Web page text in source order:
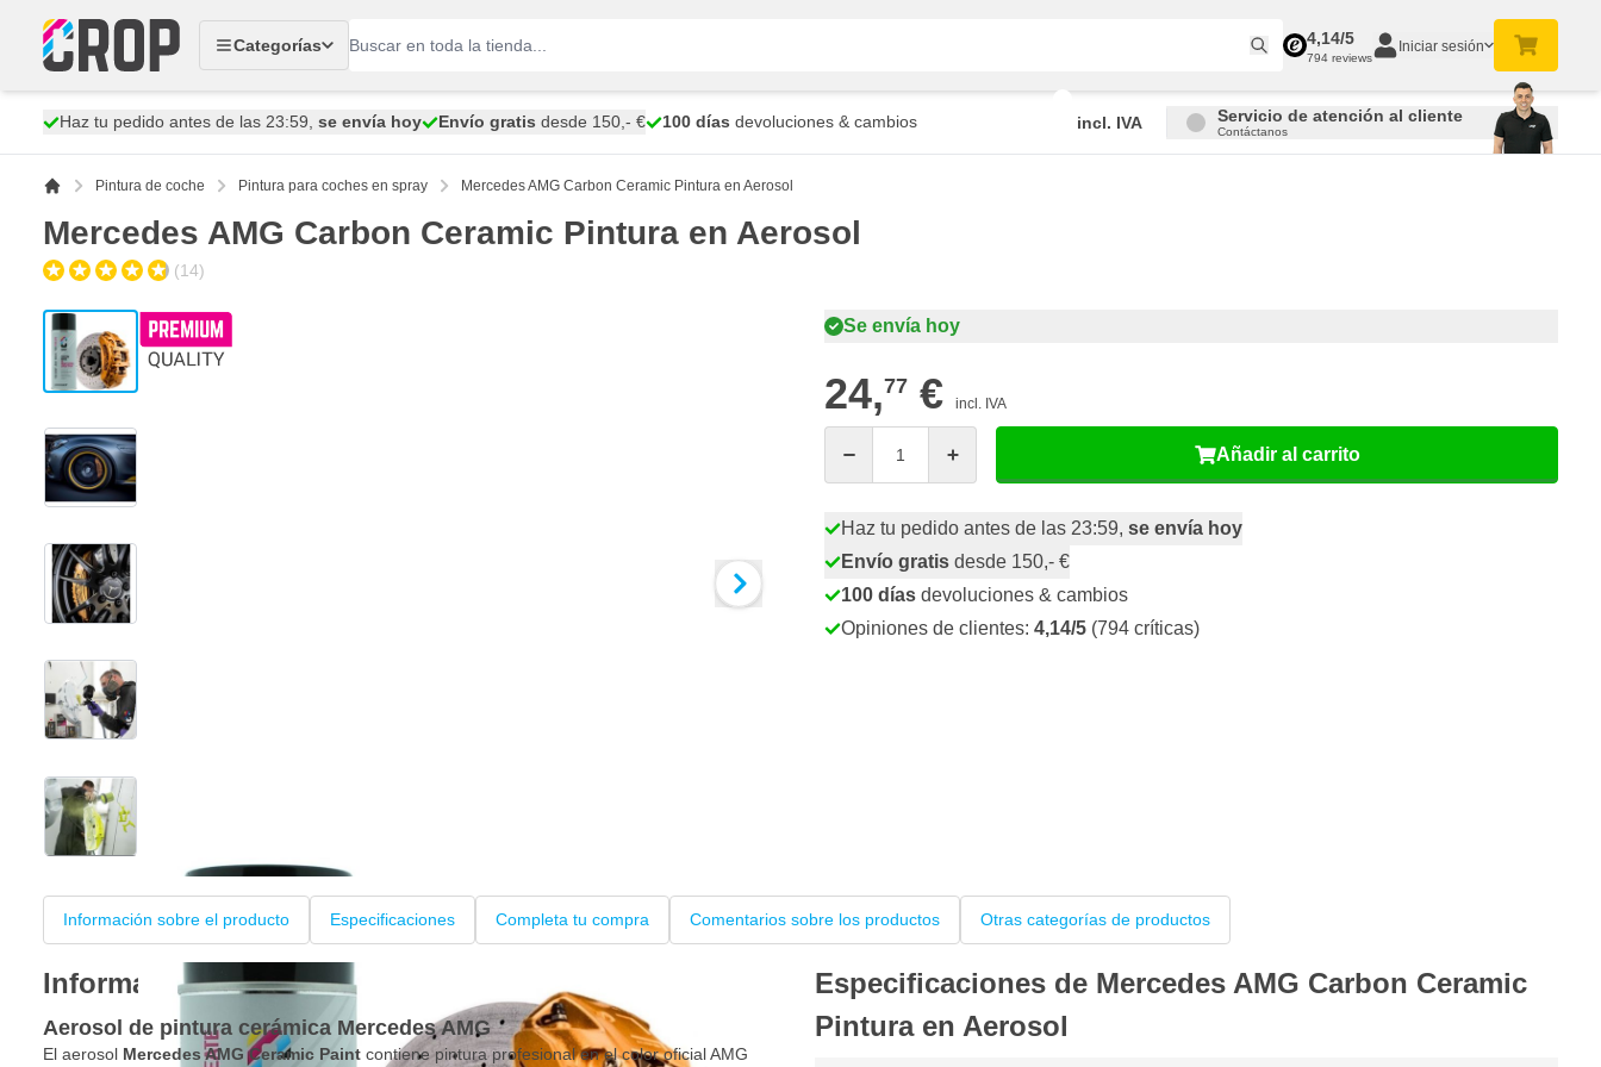
Categorías
4,14/5
794 reviews
Iniciar sesión
Haz tu pedido antes de las 23:59, se envía hoy Envío gratis desde 150,- € 100 días devoluciones & cambios incl. IVA Servicio de atención al cliente
Contáctanos
Pintura de coche Pintura para coches en spray Mercedes AMG Carbon Ceramic Pintura en Aerosol
Mercedes AMG Carbon Ceramic Pintura en Aerosol
(14)
View larger image
View larger image
View larger image
View larger image
View larger image
+2
Se envía hoy
24,77 € incl. IVA
Añadir al carrito
Haz tu pedido antes de las 23:59, se envía hoy
Envío gratis desde 150,- €
100 días devoluciones & cambios
Opiniones de clientes: 4,14/5 (794 críticas)
Información sobre el producto Especificaciones Completa tu compra Comentarios sobre los productos Otras categorías de productos
Información sobre el producto
Aerosol de pintura cerámica Mercedes AMG
El aerosol Mercedes AMG Ceramic Paint contiene pintura profesional en el color oficial AMG
Especificaciones de Mercedes AMG Carbon Ceramic
Pintura en Aerosol